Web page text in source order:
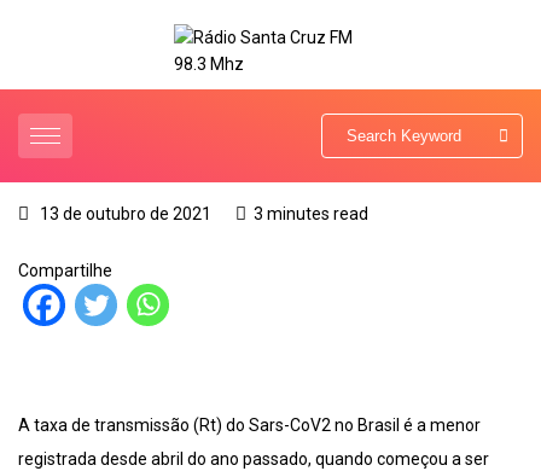
13 de outubro de 2021 3 minutes read
Compartilhe
A taxa de transmissão (Rt) do Sars-CoV2 no Brasil é a menor
registrada desde abril do ano passado, quando começou a ser